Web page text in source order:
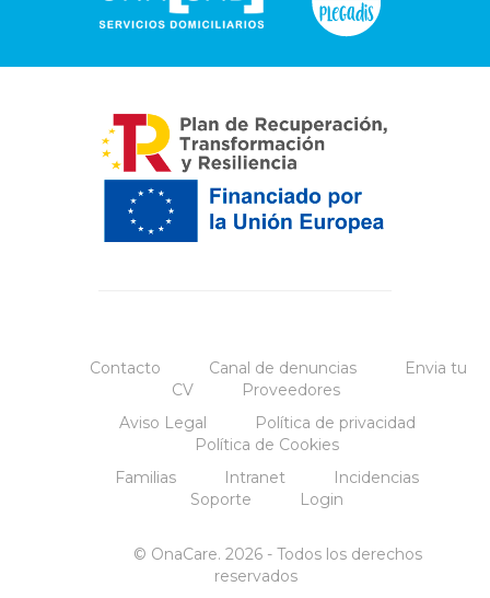
Contacto Canal de denuncias
Envia tu
CV
Proveedores
Aviso Legal
Política de privacidad
Política de Cookies
Familias
Intranet
Incidencias
Soporte
Login
© OnaCare. 2026 - Todos los derechos
reservados